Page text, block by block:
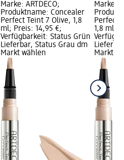
Marke: ARTDECO;
Produktname: Concealer
Perfect Teint 7 Olive, 1,8
ml; Preis: 14,95 €;
Verfügbarkeit: Status Grün
Lieferbar, Status Grau dm
Markt wählen
Marke:
Perfect
1,8 ml;
Markt